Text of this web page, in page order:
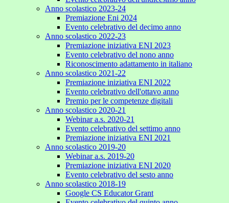
Anno scolastico 2023-24
Premiazione Eni 2024
Evento celebrativo del decimo anno
Anno scolastico 2022-23
Premiazione iniziativa ENI 2023
Evento celebrativo del nono anno
Riconoscimento adattamento in italiano
Anno scolastico 2021-22
Premiazione iniziativa ENI 2022
Evento celebrativo dell'ottavo anno
Premio per le competenze digitali
Anno scolastico 2020-21
Webinar a.s. 2020-21
Evento celebrativo del settimo anno
Premiazione iniziativa ENI 2021
Anno scolastico 2019-20
Webinar a.s. 2019-20
Premiazione iniziativa ENI 2020
Evento celebrativo del sesto anno
Anno scolastico 2018-19
Google CS Educator Grant